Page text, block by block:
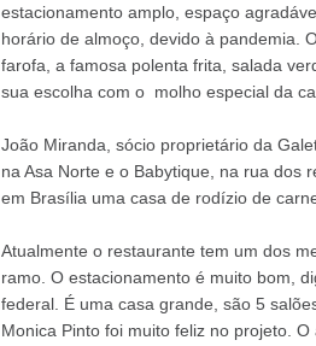
estacionamento amplo, espaço
horário de almoço, devido à pandemia.
farofa, a famosa polenta frita, salada
sua escolha com o molho especial da
João Miranda, sócio proprietário da
na Asa Norte e o Babytique, na rua dos
em Brasília uma casa de rodízio de
Atualmente o restaurante tem um dos
ramo. O estacionamento é muito bom,
federal. É uma casa grande, são 5
Monica Pinto foi muito feliz no projeto.